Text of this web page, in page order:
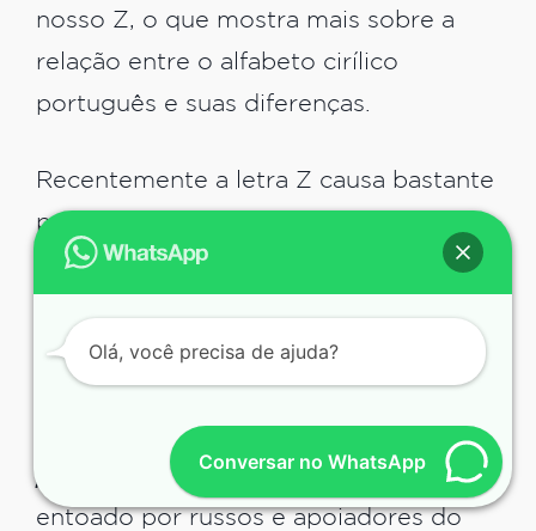
nosso Z, o que mostra mais sobre a
relação entre o alfabeto cirílico
português e suas diferenças.
Recentemente a letra Z causa bastante
polêmica na Rússia, Ucrânia – ambos
usam o alfabeto cirílico – e de certa
se tornou um símbolo pró-Rússia na
guerra entre os dois países,
possivelmente por conta da frase “ za
”, que significa “para a vitória”,
entoado por russos e apoiadores do
Conversar no WhatsApp
Olá, você precisa de ajuda?